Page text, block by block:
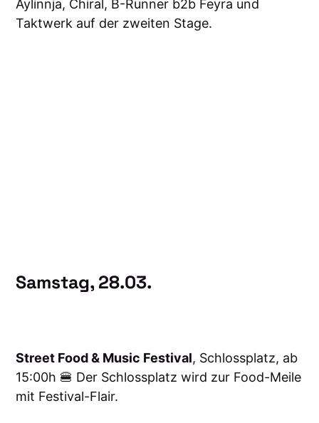
Aylinnja, Chiral, B-Runner b2b Feyra und
Taktwerk auf der zweiten Stage.
Samstag, 28.03.
Street Food & Music Festival, Schlossplatz, ab
15:00h 🍔 Der Schlossplatz wird zur Food-Meile
mit Festival-Flair.